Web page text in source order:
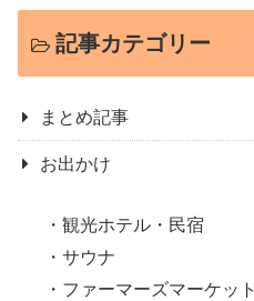
記事カテゴリー
まとめ記事
お出かけ
観光ホテル・民宿
サウナ
ファーマーズマーケット